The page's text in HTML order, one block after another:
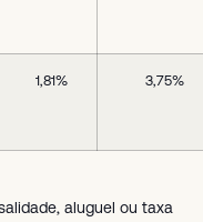
1,81% 3,75%
aluguel ou taxa